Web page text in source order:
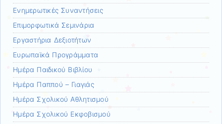
Ενημερωτικές Συναντήσεις
Επιμορφωτικά Σεμινάρια
Εργαστήρια Δεξιοτήτων
Ευρωπαϊκά Προγράμματα
Ημέρα Παιδικού Βιβλίου
Ημέρα Παππού – Γιαγιάς
Ημέρα Σχολικού Αθλητισμού
Ημέρα Σχολικού Εκφοβισμού